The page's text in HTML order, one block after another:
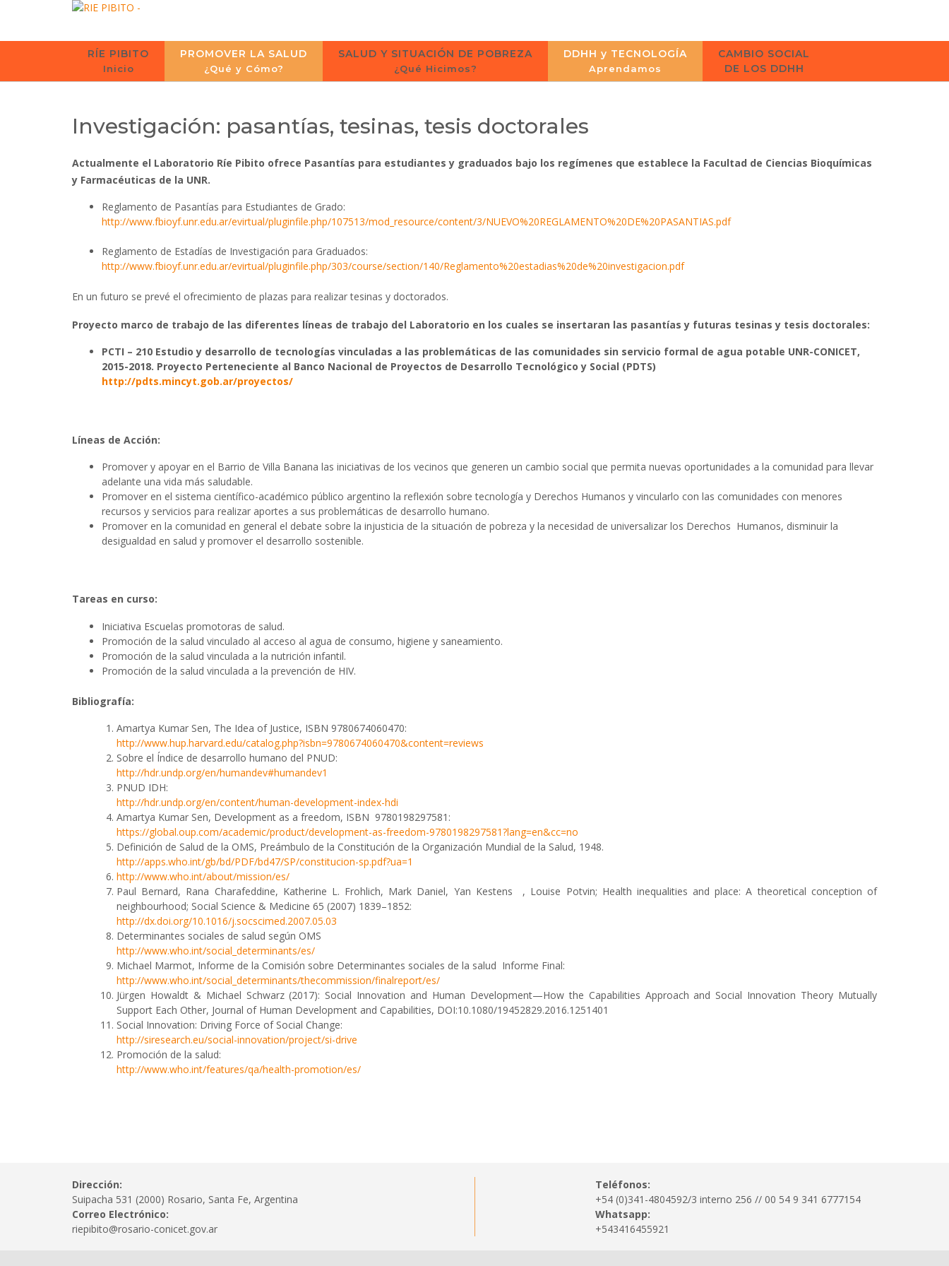
RÍE PIBITO
Inicio
PROMOVER LA SALUD
¿Qué y Cómo?
SALUD Y SITUACIÓN DE POBREZA
¿Qué Hicimos?
DDHH y TECNOLOGÍA
Aprendamos
CAMBIO SOCIAL
DE LOS DDHH
Investigación: pasantías, tesinas, tesis doctorales
Actualmente el Laboratorio Ríe Pibito ofrece Pasantías para estudiantes y graduados bajo los regímenes que establece la Facultad de Ciencias Bioquímicas
y Farmacéuticas de la UNR.
Reglamento de Pasantías para Estudiantes de Grado:
http://www.fbioyf.unr.edu.ar/evirtual/pluginfile.php/107513/mod_resource/content/3/NUEVO%20REGLAMENTO%20DE%20PASANTIAS.pdf
Reglamento de Estadías de Investigación para Graduados:
http://www.fbioyf.unr.edu.ar/evirtual/pluginfile.php/303/course/section/140/Reglamento%20estadias%20de%20investigacion.pdf
En un futuro se prevé el ofrecimiento de plazas para realizar tesinas y doctorados.
Proyecto marco de trabajo de las diferentes líneas de trabajo del Laboratorio en los cuales se insertaran las pasantías y futuras tesinas y tesis doctorales:
PCTI – 210 Estudio y desarrollo de tecnologías vinculadas a las problemáticas de las comunidades sin servicio formal de agua potable UNR-CONICET,
2015-2018. Proyecto Perteneciente al Banco Nacional de Proyectos de Desarrollo Tecnológico y Social (PDTS)
http://pdts.mincyt.gob.ar/proyectos/
Líneas de Acción:
Promover y apoyar en el Barrio de Villa Banana las iniciativas de los vecinos que generen un cambio social que permita nuevas oportunidades a la comunidad para llevar
adelante una vida más saludable.
Promover en el sistema científico-académico público argentino la reflexión sobre tecnología y Derechos Humanos y vincularlo con las comunidades con menores
recursos y servicios para realizar aportes a sus problemáticas de desarrollo humano.
Promover en la comunidad en general el debate sobre la injusticia de la situación de pobreza y la necesidad de universalizar los Derechos Humanos, disminuir la
desigualdad en salud y promover el desarrollo sostenible.
Tareas en curso:
Iniciativa Escuelas promotoras de salud.
Promoción de la salud vinculado al acceso al agua de consumo, higiene y saneamiento.
Promoción de la salud vinculada a la nutrición infantil.
Promoción de la salud vinculada a la prevención de HIV.
Bibliografía:
Amartya Kumar Sen, The Idea of Justice, ISBN 9780674060470:
http://www.hup.harvard.edu/catalog.php?isbn=9780674060470&content=reviews
Sobre el Índice de desarrollo humano del PNUD:
http://hdr.undp.org/en/humandev#humandev1
PNUD IDH:
http://hdr.undp.org/en/content/human-development-index-hdi
Amartya Kumar Sen, Development as a freedom, ISBN 9780198297581:
https://global.oup.com/academic/product/development-as-freedom-9780198297581?lang=en&cc=no
Definición de Salud de la OMS, Preámbulo de la Constitución de la Organización Mundial de la Salud, 1948.
http://apps.who.int/gb/bd/PDF/bd47/SP/constitucion-sp.pdf?ua=1
http://www.who.int/about/mission/es/
Paul Bernard, Rana Charafeddine, Katherine L. Frohlich, Mark Daniel, Yan Kestens , Louise Potvin; Health inequalities and place: A theoretical conception of
neighbourhood; Social Science & Medicine 65 (2007) 1839–1852:
http://dx.doi.org/10.1016/j.socscimed.2007.05.03
Determinantes sociales de salud según OMS
http://www.who.int/social_determinants/es/
Michael Marmot, Informe de la Comisión sobre Determinantes sociales de la salud Informe Final:
http://www.who.int/social_determinants/thecommission/finalreport/es/
Jürgen Howaldt & Michael Schwarz (2017): Social Innovation and Human Development—How the Capabilities Approach and Social Innovation Theory Mutually
Support Each Other, Journal of Human Development and Capabilities, DOI:10.1080/19452829.2016.1251401
Social Innovation: Driving Force of Social Change:
http://siresearch.eu/social-innovation/project/si-drive
Promoción de la salud:
http://www.who.int/features/qa/health-promotion/es/
Dirección:
Suipacha 531 (2000) Rosario, Santa Fe, Argentina
Correo Electrónico:
riepibito@rosario-conicet.gov.ar
Teléfonos:
+54 (0)341-4804592/3 interno 256 // 00 54 9 341 6777154
Whatsapp:
+543416455921